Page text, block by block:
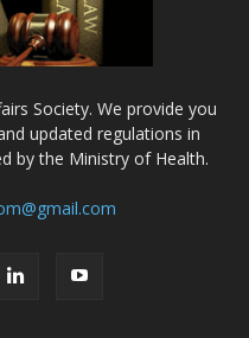
Society. We provide you
updated regulations in
by the Ministry of Health.